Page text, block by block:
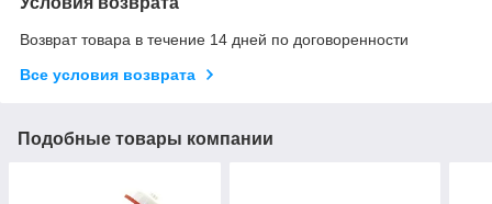
Возврат товара в течение 14 дней по договоренности
Все условия возврата
Подобные товары компании